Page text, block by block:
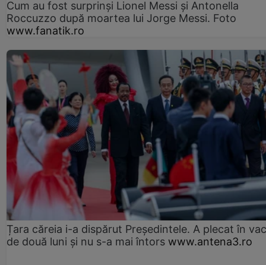
Cum au fost surprinși Lionel Messi și Antonella
Roccuzzo după moartea lui Jorge Messi. Foto
www.fanatik.ro
Țara căreia i-a dispărut Președintele. A plecat în
de două luni și nu s-a mai întors www.antena3.ro